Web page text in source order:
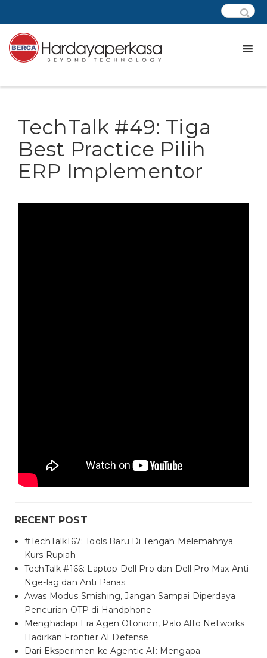
TechTalk #49: Tiga
Best Practice Pilih
ERP Implementor
RECENT POST
#TechTalk167: Tools Baru Di Tengah Melemahnya
Kurs Rupiah
TechTalk #166: Laptop Dell Pro dan Dell Pro Max Anti
Nge-lag dan Anti Panas
Awas Modus Smishing, Jangan Sampai Diperdaya
Pencurian OTP di Handphone
Menghadapi Era Agen Otonom, Palo Alto Networks
Hadirkan Frontier AI Defense
Dari Eksperimen ke Agentic AI: Mengapa